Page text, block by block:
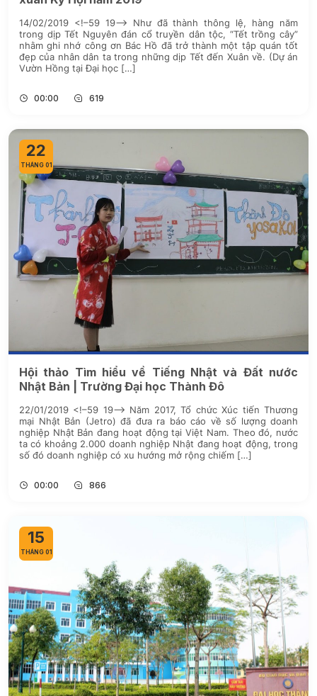
14/02/2019 <!–59 19–> Như đã thành thông lệ, hàng năm
trong dịp Tết Nguyên đán cổ truyền dân tộc, “Tết trồng cây”
nhằm ghi nhớ công ơn Bác Hồ đã trở thành một tập quán tốt
đẹp của nhân dân ta trong những dịp Tết đến Xuân về. (Dự án
Vườn Hồng tại Đại học […]
00:00 619
22
THÁNG 01
Hội thảo Tìm hiểu về Tiếng Nhật và Đất nước
Nhật Bản | Trường Đại học Thành Đô
22/01/2019 <!–59 19–> Năm 2017, Tổ chức Xúc tiến Thương
mại Nhật Bản (Jetro) đã đưa ra báo cáo về số lượng doanh
nghiệp Nhật Bản đang hoạt động tại Việt Nam. Theo đó, nước
ta có khoảng 2.000 doanh nghiệp Nhật đang hoạt động, trong
số đó doanh nghiệp có xu hướng mở rộng chiếm […]
00:00 866
15
THÁNG 01